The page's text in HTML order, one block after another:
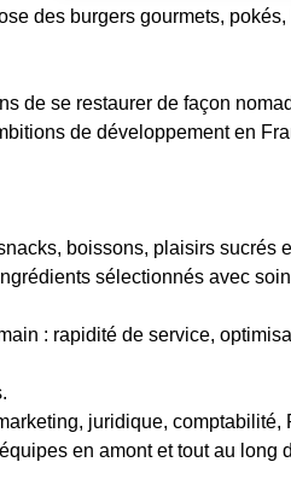
des burgers gourmets,
de se restaurer de façon
de développement en
boissons, plaisirs sucrés
sélectionnés avec
: rapidité de service,
juridique,
en amont et tout au long